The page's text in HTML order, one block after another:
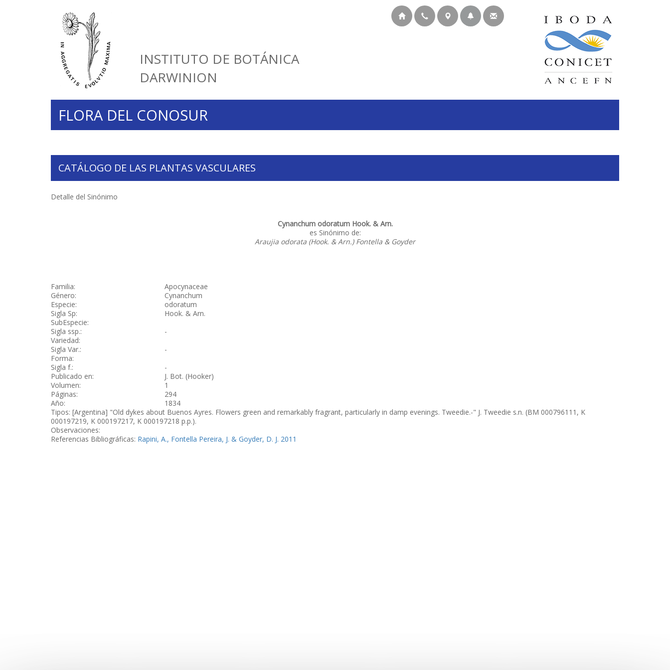
INSTITUTO DE BOTÁNICA
DARWINION
FLORA DEL CONOSUR
CATÁLOGO DE LAS PLANTAS VASCULARES
Detalle del Sinónimo
Cynanchum odoratum Hook. & Arn.
es Sinónimo de:
Araujia odorata (Hook. & Arn.) Fontella & Goyder
Familia:
Apocynaceae
Género:
Cynanchum
Especie:
odoratum
Sigla Sp:
Hook. & Arn.
SubEspecie:
Sigla ssp.:
-
Variedad:
Sigla Var.:
-
Forma:
Sigla f.:
-
Publicado en:
J. Bot. (Hooker)
Volumen:
1
Páginas:
294
Año:
1834
Tipos: [Argentina] "Old dykes about Buenos Ayres. Flowers green and remarkably fragrant, particularly in damp evenings. Tweedie.-" J. Tweedie s.n. (BM 000796111, K
000197219, K 000197217, K 000197218 p.p.).
Observaciones:
Referencias Bibliográficas: Rapini, A., Fontella Pereira, J. & Goyder, D. J. 2011